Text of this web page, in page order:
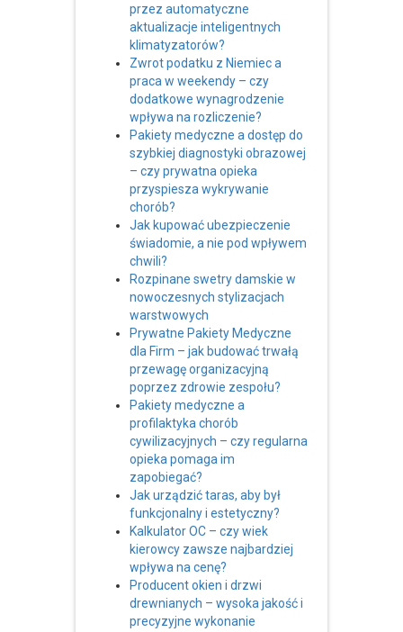
przez automatyczne
aktualizacje inteligentnych
klimatyzatorów?
Zwrot podatku z Niemiec a
praca w weekendy – czy
dodatkowe wynagrodzenie
wpływa na rozliczenie?
Pakiety medyczne a dostęp do
szybkiej diagnostyki obrazowej
– czy prywatna opieka
przyspiesza wykrywanie
chorób?
Jak kupować ubezpieczenie
świadomie, a nie pod wpływem
chwili?
Rozpinane swetry damskie w
nowoczesnych stylizacjach
warstwowych
Prywatne Pakiety Medyczne
dla Firm – jak budować trwałą
przewagę organizacyjną
poprzez zdrowie zespołu?
Pakiety medyczne a
profilaktyka chorób
cywilizacyjnych – czy regularna
opieka pomaga im
zapobiegać?
Jak urządzić taras, aby był
funkcjonalny i estetyczny?
Kalkulator OC – czy wiek
kierowcy zawsze najbardziej
wpływa na cenę?
Producent okien i drzwi
drewnianych – wysoka jakość i
precyzyjne wykonanie